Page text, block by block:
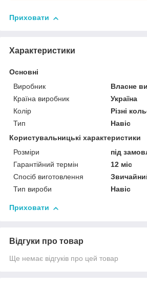
Приховати
Характеристики
Основні
Виробник
Власне
Країна виробник
Україна
Колір
Різні
Тип
Навіс
Користувальницькі характеристики
Розміри
під
Гарантійний термін
12 міс
Спосіб виготовлення
Тип вироби
Навіс
Приховати
Відгуки про товар
Ще немає відгуків про цей товар